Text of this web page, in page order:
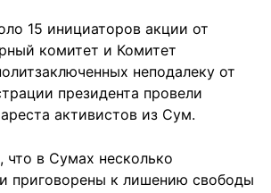
15 инициаторов акции от
комитет и Комитет
неподалеку от
президента провели
активистов из Сум.
что в Сумах несколько
приговорены к лишению свободы